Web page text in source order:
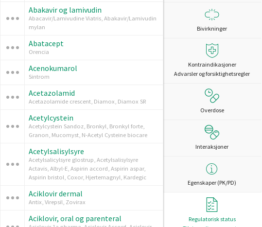
Abakavir og lamivudin
Abacavir/Lamivudine Viatris, Abakavir/Lamivudin
mylan
Abatacept
Orencia
Acenokumarol
Sintrom
Acetazolamid
Acetazolamide crescent, Diamox, Diamox SR
Acetylcystein
Acetylcystein Sandoz, Bronkyl, Bronkyl forte,
Granon, Mucomyst, N-Acetyl Cysteine biocare
Acetylsalisylsyre
Acetylsalicylsyre glostrup, Acetylsalisylsyre
Actavis, Albyl-E, Aspirin accord, Aspirin aspar,
Aspirin bristol, Coxor, Hjertemagnyl, Kardegic
Aciklovir dermal
Antix, Virepsil, Zovirax
Aciklovir, oral og parenteral
Bivirkninger
Kontraindikasjoner
Advarsler og forsiktighetsregler
Overdose
Interaksjoner
Egenskaper (PK/PD)
Regulatorisk status